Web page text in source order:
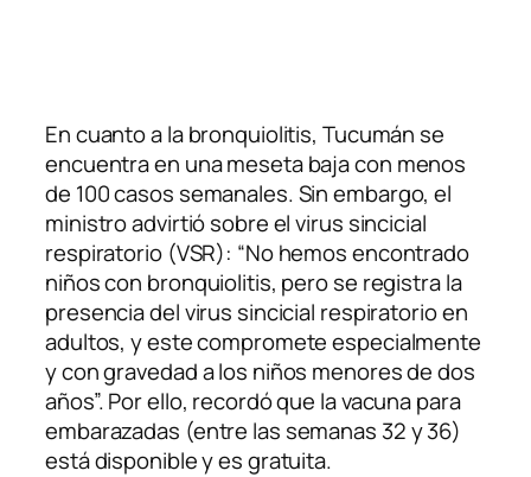
En cuanto a la bronquiolitis, Tucumán se
encuentra en una meseta baja con menos
de 100 casos semanales. Sin embargo, el
ministro advirtió sobre el virus sincicial
respiratorio (VSR): “No hemos encontrado
niños con bronquiolitis, pero se registra la
presencia del virus sincicial respiratorio en
adultos, y este compromete especialmente
y con gravedad a los niños menores de dos
años”. Por ello, recordó que la vacuna para
embarazadas (entre las semanas 32 y 36)
está disponible y es gratuita.